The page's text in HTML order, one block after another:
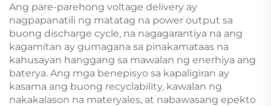
Ang pare-parehong voltage delivery ay
nagpapanatili ng matatag na power output sa
buong discharge cycle, na nagagarantiya na ang
kagamitan ay gumagana sa pinakamataas na
kahusayan hanggang sa mawalan ng enerhiya ang
baterya. Ang mga benepisyo sa kapaligiran ay
kasama ang buong recyclability, kawalan ng
nakakalason na materyales, at nabawasang epekto